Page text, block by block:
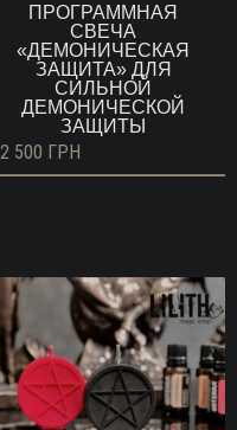
ПРОГРАММНАЯ
СВЕЧА
«ДЕМОНИЧЕСКАЯ
ЗАЩИТА» ДЛЯ
СИЛЬНОЙ
ДЕМОНИЧЕСКОЙ
ЗАЩИТЫ
2 500 ГРН